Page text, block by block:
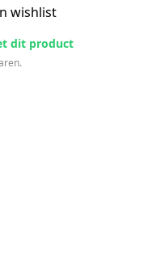
wishlist
dit product